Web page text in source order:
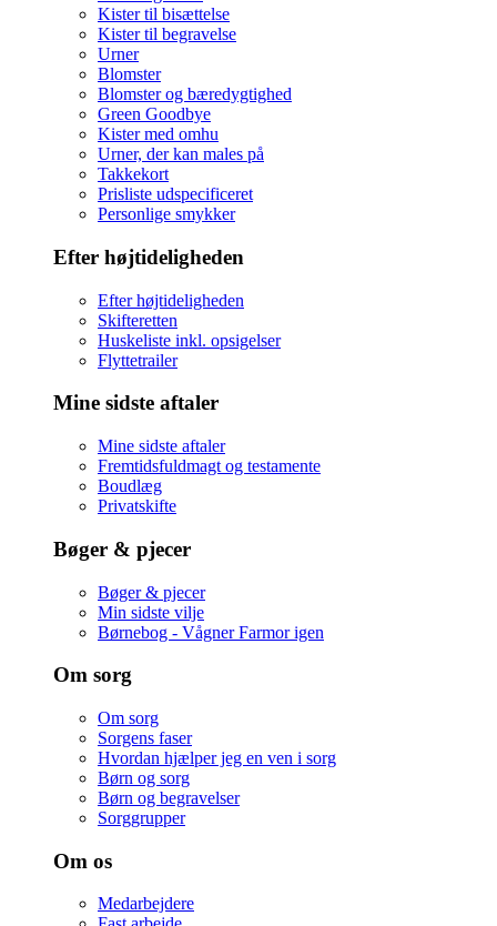
Kister til bisættelse
Kister til begravelse
Urner
Blomster
Blomster og bæredygtighed
Green Goodbye
Kister med omhu
Urner, der kan males på
Takkekort
Prisliste udspecificeret
Personlige smykker
Efter højtideligheden
Efter højtideligheden
Skifteretten
Huskeliste inkl. opsigelser
Flyttetrailer
Mine sidste aftaler
Mine sidste aftaler
Fremtidsfuldmagt og testamente
Boudlæg
Privatskifte
Bøger & pjecer
Bøger & pjecer
Min sidste vilje
Børnebog - Vågner Farmor igen
Om sorg
Om sorg
Sorgens faser
Hvordan hjælper jeg en ven i sorg
Børn og sorg
Børn og begravelser
Sorggrupper
Om os
Medarbejdere